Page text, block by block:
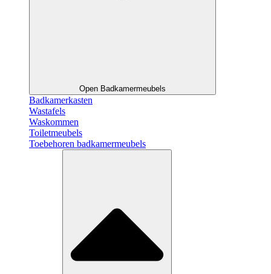
Open Badkamermeubels
Badkamerkasten
Wastafels
Waskommen
Toiletmeubels
Toebehoren badkamermeubels